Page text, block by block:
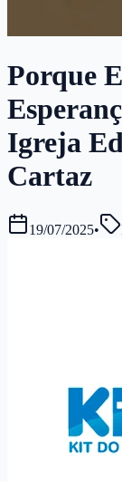
Porque
Igreja
Cartaz
19/07/2025•